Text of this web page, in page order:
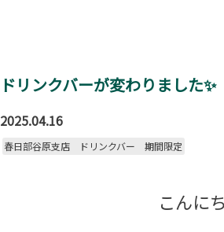
ドリンクバーが変わりました✨
2025.04.16
春日部谷原支店 ドリンクバー 期間限定
こんに